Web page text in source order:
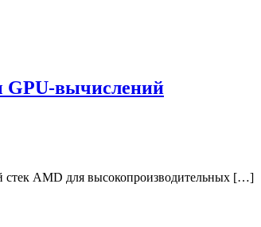
GPU-вычислений
стек AMD для высокопроизводительных […]